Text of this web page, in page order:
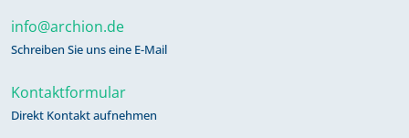
info@archion.de
Schreiben Sie uns eine E-Mail
Kontaktformular
Direkt Kontakt aufnehmen